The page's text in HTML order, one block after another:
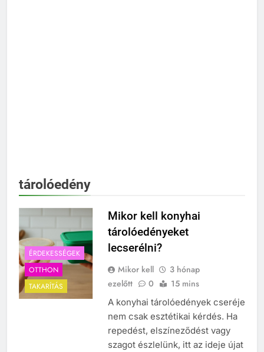
tárolóedény
ÉRDEKESSÉGEK
OTTHON
TAKARÍTÁS
Mikor kell konyhai
tárolóedényeket
lecserélni?
Mikor kell
3 hónap
ezelőtt
0 15 mins
A konyhai tárolóedények cseréje
nem csak esztétikai kérdés. Ha
repedést, elszíneződést vagy
szagot észlelünk, itt az ideje újat